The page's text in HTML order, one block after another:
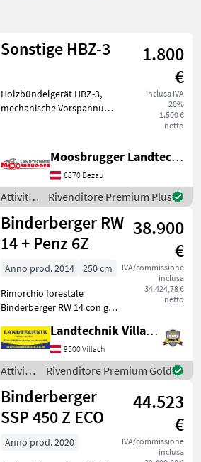
Sonstige HBZ-3
1.800
€
inclusa IVA
20%
1.500 €
netto
Holzbündelgerät HBZ-3,
mechanische Vorspannung,
Stapleraufnahme,
Euroaufnahme,
Gesamtgewicht 330kg.
Vollgendes Zubehör ist
Moosbrugger Landtechnik GmbH
6870 Bezau
Attività
forestali
e
lavorazione
del
legno /
Rivenditore Premium Plus
Binderberger RW
14 + Penz 6Z
38.900
€
IVA/commissione
inclusa
34.424,78 €
netto
Anno prod. 2014
250 cm
Rimorchio forestale
Binderberger RW 14 con gru
postazione di comando
originale, con joystick e
comandi a pedale,
alimentazione idraulica
autonoma
Landtechnik Villach GmbH
9500 Villach
Attività
forestali
e
lavorazione
del
legno /
Rivenditore Premium Gold
Binderberger
SSP 450 Z ECO
44.523
€
IVA/commissione
inclusa
Anno prod. 2020